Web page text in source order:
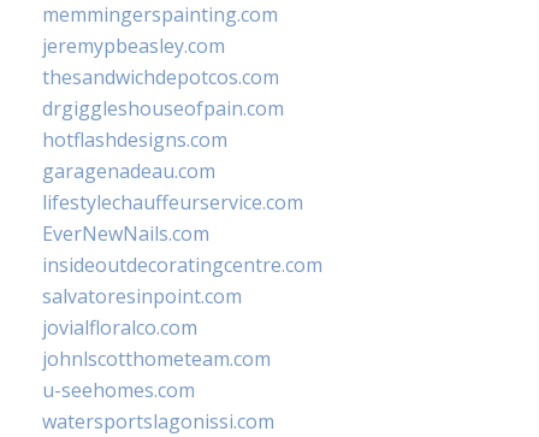
memmingerspainting.com
jeremypbeasley.com
thesandwichdepotcos.com
drgiggleshouseofpain.com
hotflashdesigns.com
garagenadeau.com
lifestylechauffeurservice.com
EverNewNails.com
insideoutdecoratingcentre.com
salvatoresinpoint.com
jovialfloralco.com
johnlscotthometeam.com
u-seehomes.com
watersportslagonissi.com